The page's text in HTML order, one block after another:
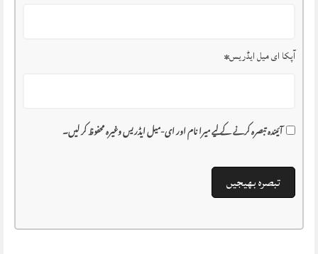
آپکا ای میل ایڈریس*
آئیندہ تبصرہ کرنے کے لیے میرا نام اور ای-میل ایڈریس وغیرہ محفوظ کر لیں۔